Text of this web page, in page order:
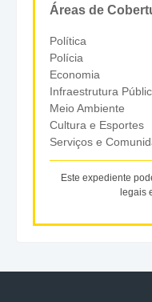
Áreas de
Política
Polícia
Economia
Infraestrutura
Meio Ambiente
Cultura e Esportes
Serviços e
Este expediente
legais